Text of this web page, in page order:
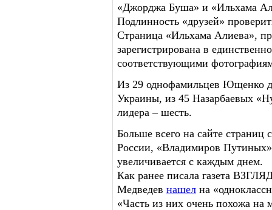
«Джорджа Буша» и «Ильхама
Подлинность «друзей»
Страница «Ильхама Алиева»,
зарегистрирована в
соответствующими
Из 29 однофамильцев Ющенко
Украины, из 45 Назарбаевых
лидера – шесть.
Больше всего на сайте страниц
России, «Владимиров
увеличивается с каждым днем.
Как ранее писала газета
Медведев нашел на
«Часть из них очень похожа на